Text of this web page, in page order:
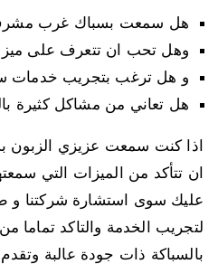
هل سمعت بسباك غرب
وهل تحب ان تتعرف على
و هل ترغب بتجريب
هل تعاني من مشاكل كثيرة
اذا كنت سمعت عزيزي
ان تتأكد من الميزات التي
عليك سوى استشارة شركتنا و
لتجريب الخدمة والتاكد تماما
بالسباكة ذات جودة عالبة